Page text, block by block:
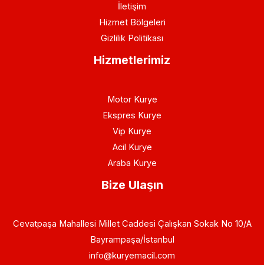
İletişim
Hizmet Bölgeleri
Gizlilik Politikası
Hizmetlerimiz
Motor Kurye
Ekspres Kurye
Vip Kurye
Acil Kurye
Araba Kurye
Bize Ulaşın
Cevatpaşa Mahallesi Millet Caddesi Çalışkan Sokak No 10/A
Bayrampaşa/İstanbul
info@kuryemacil.com